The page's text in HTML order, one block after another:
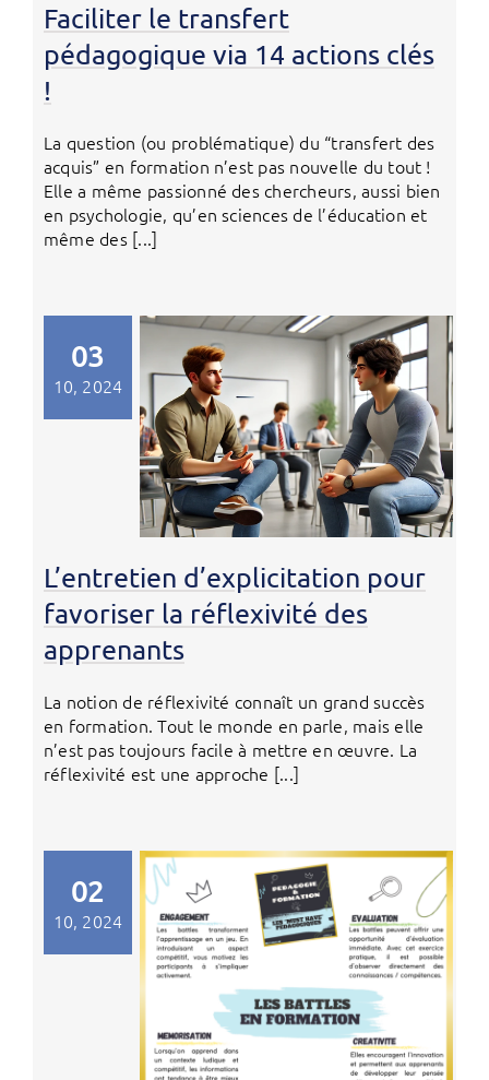
Faciliter le transfert
pédagogique via 14 actions clés
!
La question (ou problématique) du “transfert des
acquis” en formation n’est pas nouvelle du tout !
Elle a même passionné des chercheurs, aussi bien
en psychologie, qu’en sciences de l’éducation et
même des [...]
03
10, 2024
L’entretien d’explicitation pour
favoriser la réflexivité des
apprenants
La notion de réflexivité connaît un grand succès
en formation. Tout le monde en parle, mais elle
n’est pas toujours facile à mettre en œuvre. La
réflexivité est une approche [...]
02
10, 2024